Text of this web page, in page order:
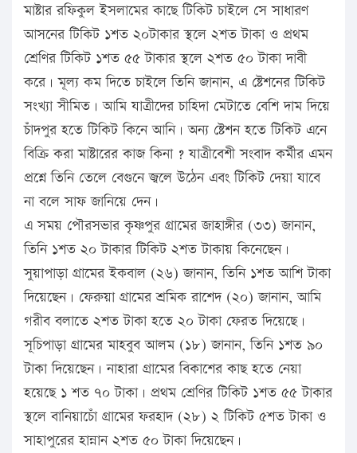
মাষ্টার রফিকুল ইসলামের কাছে টিকিট চাইলে সে সাধারণ
আসনের টিকিট ১শত ২০টাকার স্থলে ২শত টাকা ও প্রথম
শ্রেণির টিকিট ১শত ৫৫ টাকার স্থলে ২শত ৫০ টাকা দাবী
করে। মূল্য কম দিতে চাইলে তিনি জানান, এ ষ্টেশনের টিকিট
সংখ্যা সীমিত। আমি যাত্রীদের চাহিদা মেটাতে বেশি দাম দিয়ে
চাঁদপুর হতে টিকিট কিনে আনি। অন্য ষ্টেশন হতে টিকিট এনে
বিক্রি করা মাষ্টারের কাজ কিনা ? যাত্রীবেশী সংবাদ কর্মীর এমন
প্রশ্নে তিনি তেলে বেগুনে জ্বলে উঠেন এবং টিকিট দেয়া যাবে
না বলে সাফ জানিয়ে দেন।
এ সময় পৌরসভার কৃষ্ণপুর গ্রামের জাহাঙ্গীর (৩৩) জানান,
তিনি ১শত ২০ টাকার টিকিট ২শত টাকায় কিনেছেন।
সুয়াপাড়া গ্রামের ইকবাল (২৬) জানান, তিনি ১শত আশি টাকা
দিয়েছেন। ফেরুয়া গ্রামের শ্রমিক রাশেদ (২০) জানান, আমি
গরীব বলাতে ২শত টাকা হতে ২০ টাকা ফেরত দিয়েছে।
সূচিপাড়া গ্রামের মাহবুব আলম (১৮) জানান, তিনি ১শত ৯০
টাকা দিয়েছেন। নাহারা গ্রামের বিকাশের কাছ হতে নেয়া
হয়েছে ১ শত ৭০ টাকা। প্রথম শ্রেণির টিকিট ১শত ৫৫ টাকার
স্থলে বানিয়াচোঁ গ্রামের ফরহাদ (২৮) ২ টিকিট ৫শত টাকা ও
সাহাপুরের হান্নান ২শত ৫০ টাকা দিয়েছেন।